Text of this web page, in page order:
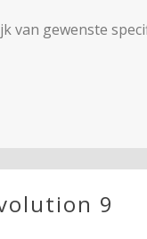
van gewenste
9